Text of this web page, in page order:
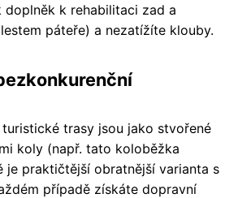
doplněk k rehabilitaci zad a
páteře) a nezatížíte klouby.
trasy jsou jako stvořené
koly (např. tato koloběžka
je praktičtější obratnější varianta s
případě získáte dopravní